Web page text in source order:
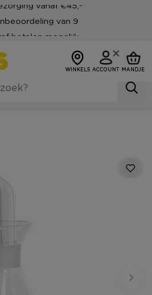
vanaf €45,-*
van 9
betalen mogelijk
WINKELS ACCOUNT MANDJE